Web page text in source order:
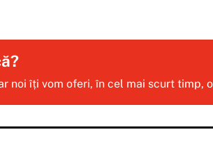
noi îți vom oferi, în cel mai scurt timp,